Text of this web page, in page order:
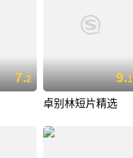
7.2 9.1
卓别林短片精选